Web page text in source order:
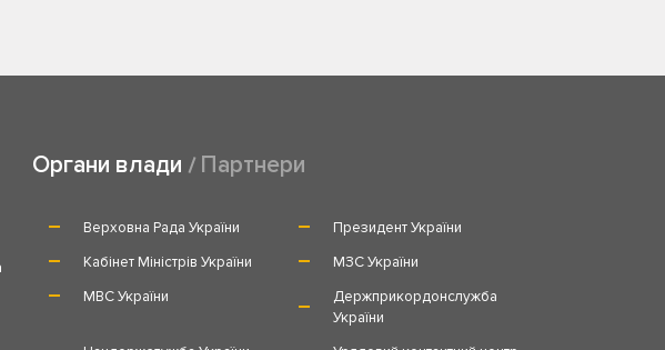
Органи влади Партнери
Верховна Рада України
Президент України
Кабінет Міністрів України
МЗС України
МВС України
Держприкордонслужба
України